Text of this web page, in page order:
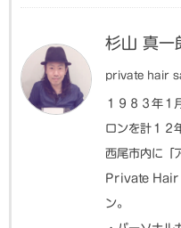
杉山 真一
private hair
１９８３年１
ロンを計１２
西尾市内に「
Private Hair
ン。